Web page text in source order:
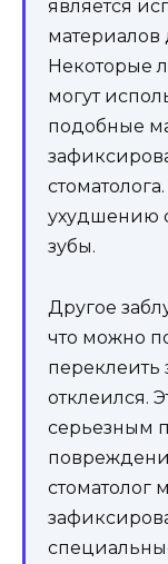
является
материалов
Некоторые
могут
подобные
ухудшению
зубы.
Другое
что можно
переклеить
отклеился.
серьезным
стоматолог